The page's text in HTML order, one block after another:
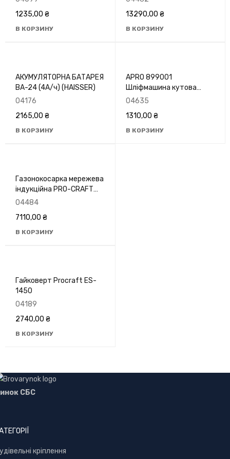
1235,00 ₴
В КОРЗИНУ
13290,00 ₴
В КОРЗИНУ
АКУМУЛЯТОРНА БАТАРЕЯ
ВА-24 (4А/ч) (HAISSER)
04176
2165,00 ₴
В КОРЗИНУ
APRO 899001
Шліфмашина кутова
125/980
04635
1310,00 ₴
В КОРЗИНУ
Газонокосарка мережева
індукційна PRO-CRAFT
NM-2100
04484
7110,00 ₴
В КОРЗИНУ
Гайковерт Procraft ES-
1450
04189
2740,00 ₴
В КОРЗИНУ
СБС
івельні кріплення